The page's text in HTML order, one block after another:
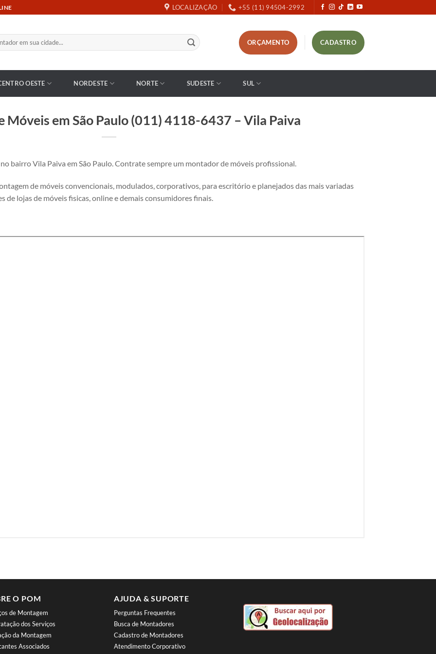
LOCALIZAÇÃO +55 (11) 94504-2992
ORÇAMENTO CADASTRO
OESTE NORDESTE NORTE SUDESTE SUL
Móveis em São Paulo (011) 4118-6437 – Vila Paiva
bairro Vila Paiva em São Paulo. Contrate sempre um montador de móveis profissional.
de móveis convencionais, modulados, corporativos, para escritório e planejados das mais variadas
de lojas de móveis fisicas, online e demais consumidores finais.
O POM
de Montagem
dos Serviços
da Montagem
Associados
AJUDA & SUPORTE
Perguntas Frequentes
Busca de Montadores
Cadastro de Montadores
Atendimento Corporativo